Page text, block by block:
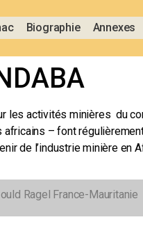
Biographie Annexes
les activités minières du
– font
de l’industrie minière
Ragel France-Mauritanie